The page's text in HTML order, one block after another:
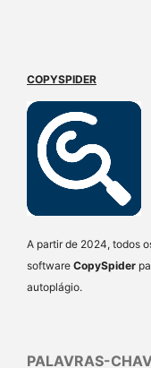
COPYSPIDER
A partir de 2024, todos
software CopySpider
autoplágio.
PALAVRAS-